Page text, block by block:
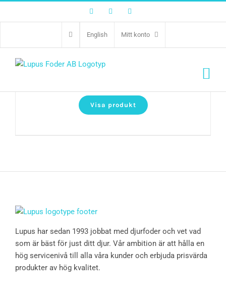
FacebookTwitter
English Mitt konto
Visa produkt
Lupus har sedan 1993 jobbat med djurfoder och vet vad
som är bäst för just ditt djur. Vår ambition är att hålla en
hög servicenivå till alla våra kunder och erbjuda prisvärda
produkter av hög kvalitet.